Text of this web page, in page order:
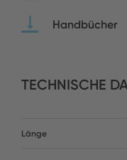
Handbücher
TECHNISCHE
Länge